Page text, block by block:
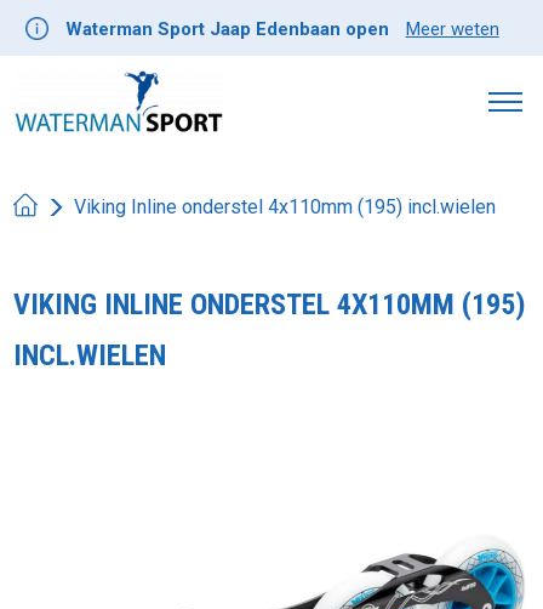
Waterman Sport Jaap Edenbaan open Meer weten
Viking Inline onderstel 4x110mm (195) incl.wielen
VIKING INLINE ONDERSTEL 4X110MM (195)
INCL.WIELEN